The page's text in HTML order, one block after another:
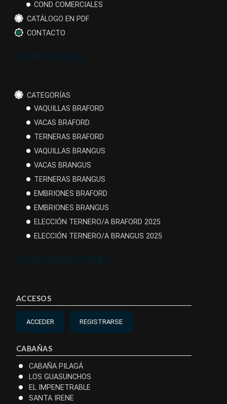
COND COMERCIALES
CATÁLOGO EN PDF
CONTACTO
CATEGORÍAS
CATEGORÍAS
VAQUILLAS BRAFORD
VACAS BRAFORD
TERNERAS BRAFORD
VAQUILLAS BRANGUS
VACAS BRANGUS
TERNERAS BRANGUS
EMBRIONES BRAFORD
EMBRIONES BRANGUS
ELECCIÓN TERNERO/A BRAFORD 2025
ELECCIÓN TERNERO/A BRANGUS 2025
ORGANIZADORES
ACCESOS
ACCEDER REGISTRARSE
CABAÑAS
CABAÑA PILAGÁ
LOS GUASUNCHOS
EL IMPENETRABLE
SANTA IRENE